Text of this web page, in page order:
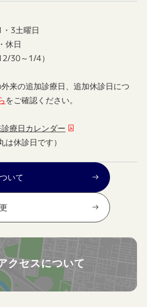
3土曜日
休日
30～1/4）
来の追加診療日、追加休診日につ
をご確認ください。
療日カレンダー
は休診日です）
いて
クセスについて